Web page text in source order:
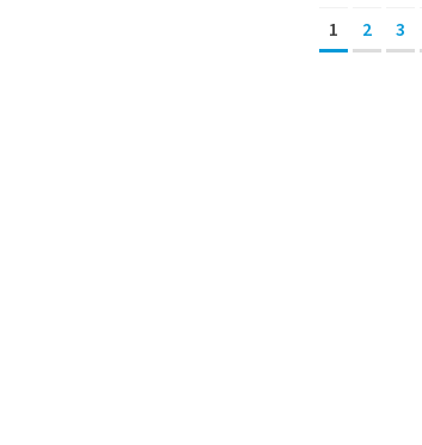
1 2 3